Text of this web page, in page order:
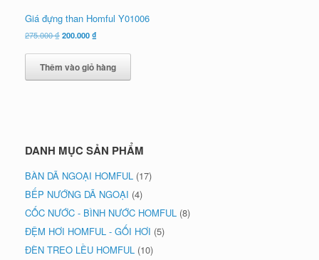
Giá đựng than Homful Y01006
275.000₫Giá
là:
275.000 ₫.
200.000₫
tại
là:
200.000 ₫.
Thêm vào giỏ hàng
DANH MỤC SẢN PHẨM
BÀN DÃ NGOẠI HOMFUL (17)
BẾP NƯỚNG DÃ NGOẠI (4)
CỐC NƯỚC - BÌNH NƯỚC HOMFUL (8)
ĐỆM HƠI HOMFUL - GỐI HƠI (5)
ĐÈN TREO LỀU HOMFUL (10)